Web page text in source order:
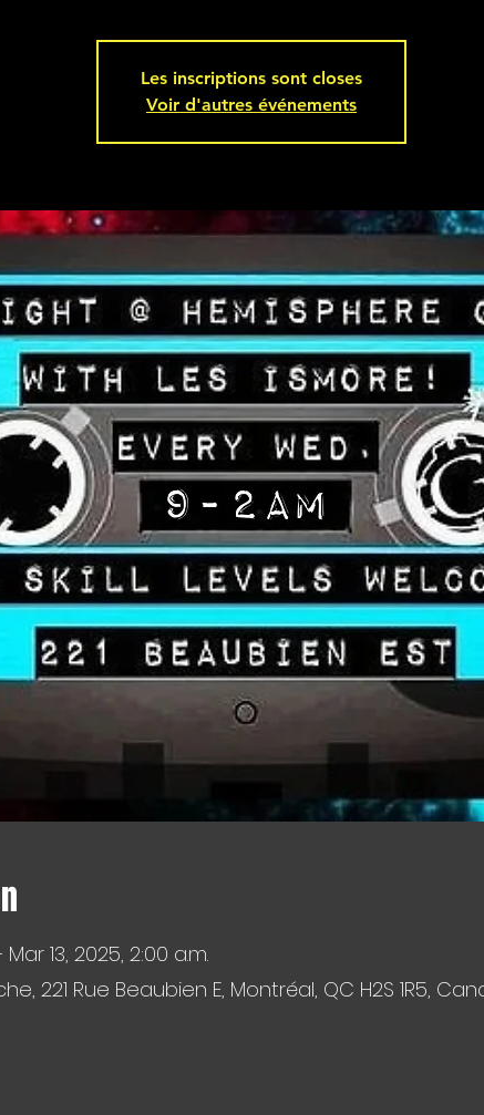
Les inscriptions sont closes
Voir d'autres événements
13, 2025, 2:00 a.m.
221 Rue Beaubien E, Montréal, QC H2S 1R5,